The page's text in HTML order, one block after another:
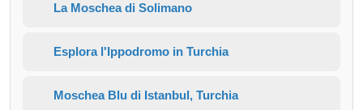
La Moschea di Solimano
Esplora l'Ippodromo in Turchia
Moschea Blu di Istanbul, Turchia